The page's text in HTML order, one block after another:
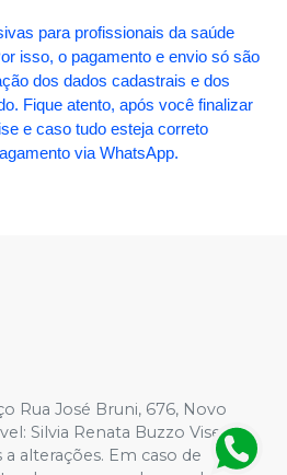
para profissionais da saúde
isso, o pagamento e envio só são
dos dados cadastrais e dos
Fique atento, após você finalizar
e caso tudo esteja correto
via WhatsApp.
Rua José Bruni, 676, Novo
Silvia Renata Buzzo Visentin
alterações. Em caso de